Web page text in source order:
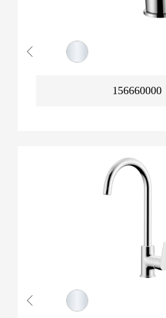
156660000